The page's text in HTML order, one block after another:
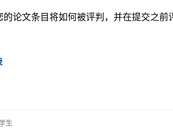
论文条目将如何被评判，并在提交之前
生